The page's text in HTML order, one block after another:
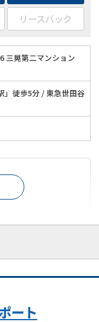
リースバック
三晃第二マンション
」徒歩5分 / 東急世田谷
レスポンスが早い
ート